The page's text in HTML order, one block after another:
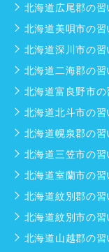
北海道広尾郡の習
北海道美唄市の習
北海道深川市の習
北海道二海郡の習
北海道富良野市の
北海道北斗市の習
北海道幌泉郡の習
北海道三笠市の習
北海道室蘭市の習
北海道紋別郡の習
北海道紋別市の習
北海道山越郡の習